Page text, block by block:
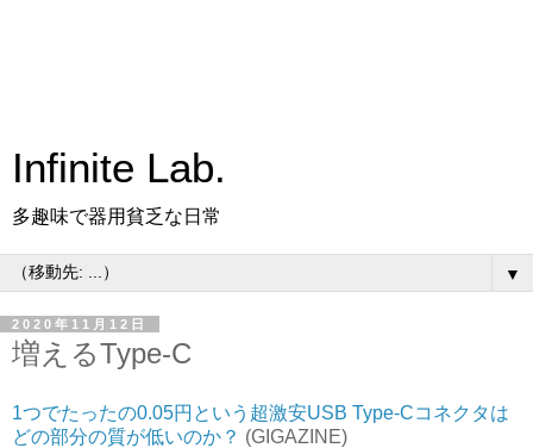
Infinite Lab.
多趣味で器用貧乏な日常
▼
2020年11月12日
増えるType-C
1つでたったの0.05円という超激安USB Type-Cコネクタは
どの部分の質が低いのか？ (GIGAZINE)